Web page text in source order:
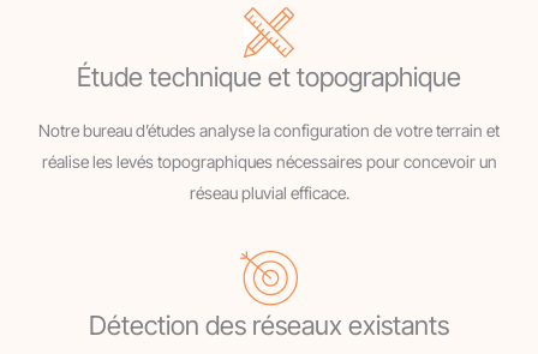
Étude technique et topographique
Notre bureau d’études analyse la configuration de votre terrain et
réalise les levés topographiques nécessaires pour concevoir un
réseau pluvial efficace.
Détection des réseaux existants